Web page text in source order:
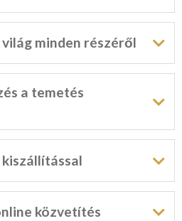
minden részéről
a temetés
közvetítés